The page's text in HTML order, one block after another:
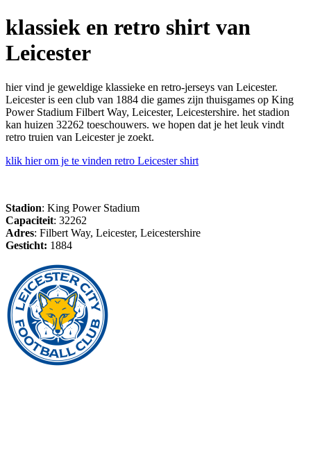
klassiek en retro shirt van
Leicester
hier vind je geweldige klassieke en retro-jerseys van Leicester.
Leicester is een club van 1884 die games zijn thuisgames op King
Power Stadium Filbert Way, Leicester, Leicestershire. het stadion
kan huizen 32262 toeschouwers. we hopen dat je het leuk vindt
retro truien van Leicester je zoekt.
klik hier om je te vinden retro Leicester shirt
Stadion: King Power Stadium
Capaciteit: 32262
Adres: Filbert Way, Leicester, Leicestershire
Gesticht: 1884